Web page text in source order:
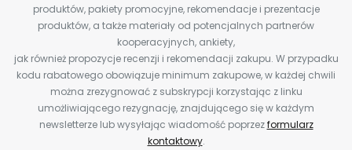
produktów, pakiety promocyjne, rekomendacje i prezentacje
produktów, a także materiały od potencjalnych partnerów
kooperacyjnych, ankiety,
jak również propozycje recenzji i rekomendacji zakupu. W przypadku
kodu rabatowego obowiązuje minimum zakupowe, w każdej chwili
można zrezygnować z subskrypcji korzystając z linku
umożliwiającego rezygnację, znajdującego się w każdym
newsletterze lub wysyłając wiadomość poprzezformularz
kontaktowy.